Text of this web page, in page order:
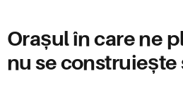
Orașul în care ne
nu se